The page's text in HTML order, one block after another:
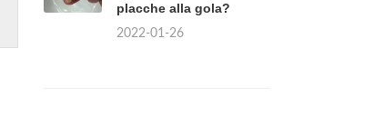
placche alla gola?
2022-01-26